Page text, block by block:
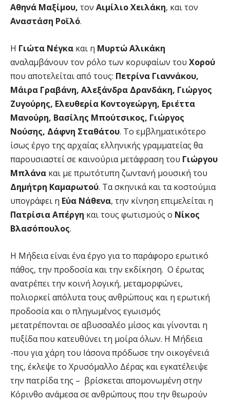
Αθηνά Μαξίμου, τον Αιμίλιο Χειλάκη, και τον
Αναστάση Ροϊλό.
Η Γιώτα Νέγκα και η Μυρτώ Αλικάκη
αναλαμβάνουν τον ρόλο των κορυφαίων του Χορού
που αποτελείται από τους: Πετρίνα Γιαννάκου,
Μάιρα Γραβάνη, Αλεξάνδρα Δρανδάκη, Γιώργος
Ζυγούρης, Ελευθερία Κοντογεώργη, Εριέττα
Μανούρη, Βασίλης Μπούτσικος, Γιώργος
Νούσης, Δάφνη Σταθάτου. Το εμβληματικότερο
ίσως έργο της αρχαίας ελληνικής γραμματείας θα
παρουσιαστεί σε καινούρια μετάφραση του Γιώργου
Μπλάνα και με πρωτότυπη ζωντανή μουσική του
Δημήτρη Καμαρωτού. Τα σκηνικά και τα κοστούμια
υπογράφει η Εύα Νάθενα, την κίνηση επιμελείται η
Πατρίσια Απέργη και τους φωτισμούς ο Νίκος
Βλασόπουλος.
Η Μήδεια είναι ένα έργο για το παράφορο ερωτικό
πάθος, την προδοσία και την εκδίκηση. Ο έρωτας
ανατρέπει την κοινή λογική, μεταμορφώνει,
πολιορκεί απόλυτα τους ανθρώπους και η ερωτική
προδοσία και ο πληγωμένος εγωισμός
μετατρέπονται σε αβυσσαλέο μίσος και γίνονται η
πυξίδα που κατευθύνει τη μοίρα όλων. Η Μήδεια
-που για χάρη του Ιάσονα πρόδωσε την οικογένειά
της, έκλεψε το Χρυσόμαλλο Δέρας και εγκατέλειψε
την πατρίδα της – βρίσκεται απομονωμένη στην
Κόρινθο ανάμεσα σε ανθρώπους που την θεωρούν